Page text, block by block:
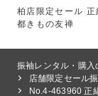
柏店限定セール
都きもの友禅
振袖レンタル・購入
店舗限定セール
No.4-463960 正